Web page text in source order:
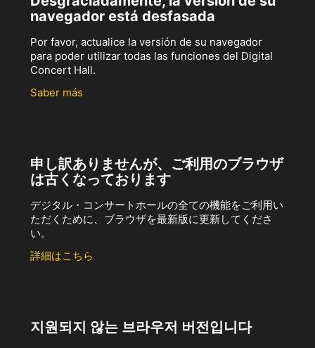
navegador está desfasada
Por favor, actualice la versión de su navegador
para poder utilizar todas las funciones del Digital
Concert Hall.
Saber más
申し訳ありませんが、ご利用のブラウザ
は古くなっております
デジタル・コンサートホールの全ての機能をご利用い
ただくために、ブラウザを最新版に更新してくださ
い。
詳細はこちら
지원되지 않는 브라우저 버전입니다